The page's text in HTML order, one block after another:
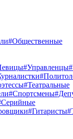
#Общественные
#Управленцы
#Театральные
#Спортсмены
#Гитаристы